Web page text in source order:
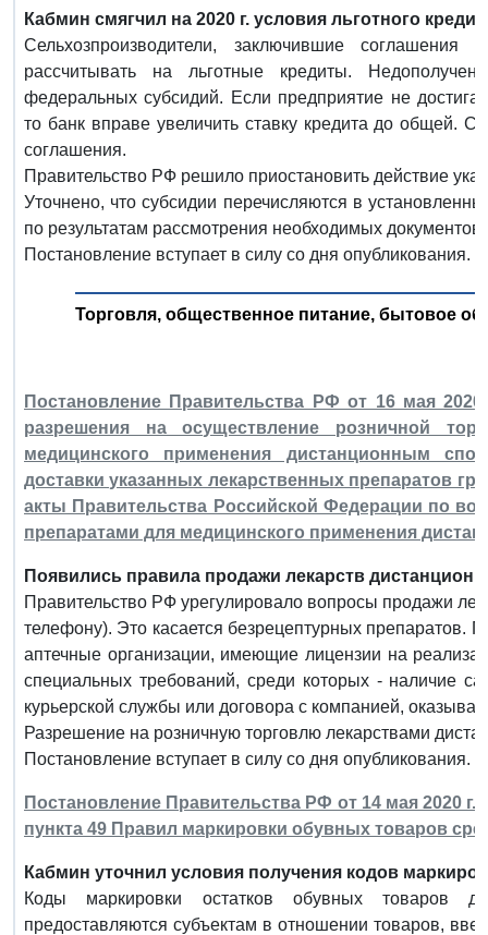
Кабмин смягчил на 2020 г. условия льготного
Сельхозпроизводители, заключившие соглашения
рассчитывать на льготные кредиты.
федеральных субсидий. Если предприятие не
то банк вправе увеличить ставку кредита до общей.
соглашения.
Правительство РФ решило приостановить действие
Уточнено, что субсидии перечисляются в
по результатам рассмотрения необходимых документов.
Постановление вступает в силу со дня опубликования.
Торговля, общественное питание, бытовое
Постановление Правительства РФ от 16 мая
разрешения на осуществление розничной
медицинского применения дистанционным
доставки указанных лекарственных препаратов
акты Правительства Российской Федерации по
препаратами для медицинского применения
Появились правила продажи лекарств
Правительство РФ урегулировало вопросы продажи
телефону). Это касается безрецептурных препаратов.
аптечные организации, имеющие лицензии на
специальных требований, среди которых - наличие
курьерской службы или договора с компанией,
Разрешение на розничную торговлю лекарствами
Постановление вступает в силу со дня опубликования.
Постановление Правительства РФ от 14 мая 2020
пункта 49 Правил маркировки обувных товаров
Кабмин уточнил условия получения кодов
Коды маркировки остатков обувных товаров
предоставляются субъектам в отношении товаров,